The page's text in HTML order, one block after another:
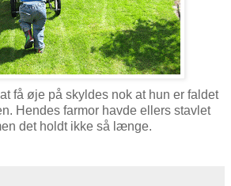
få øje på skyldes nok at hun er faldet
Hendes farmor havde ellers stavlet
det holdt ikke så længe.